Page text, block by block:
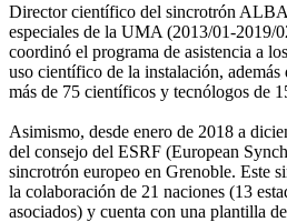
Director científico del sincrotrón
especiales de la UMA (2013/01-2019/
coordinó el programa de asistencia a
uso científico de la instalación,
más de 75 científicos y tecnólogos de
Asimismo, desde enero de 2018 a
del consejo del ESRF (European
sincrotrón europeo en Grenoble. Este
la colaboración de 21 naciones (13
asociados) y cuenta con una plantilla